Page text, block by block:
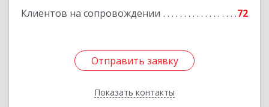
Клиентов на сопровождении 72
Отправить заявку
Показать контакты
Подробнее
Отправить заявку
Назад